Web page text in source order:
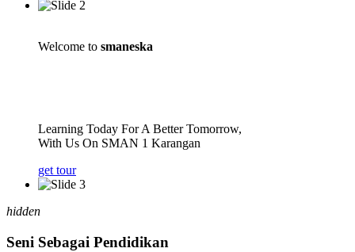
Welcome to smaneska
Learning Today For A Better Tomorrow,
With Us On SMAN 1 Karangan
get tour
hidden
Seni Sebagai Pendidikan